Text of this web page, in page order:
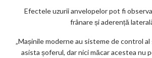
Efectele uzurii anvelopelor pot fi
frânare și aderență
„Mașinile moderne au sisteme de control
asista șoferul, dar nici măcar acestea nu